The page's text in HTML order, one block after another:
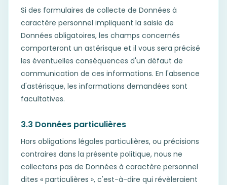
Si des formulaires de collecte de Données à
caractère personnel impliquent la saisie de
Données obligatoires, les champs concernés
comporteront un astérisque et il vous sera précisé
les éventuelles conséquences d'un défaut de
communication de ces informations. En l'absence
d'astérisque, les informations demandées sont
facultatives.
3.3 Données particulières
Hors obligations légales particulières, ou précisions
contraires dans la présente politique, nous ne
collectons pas de Données à caractère personnel
dites « particulières », c'est-à-dire qui révèleraient